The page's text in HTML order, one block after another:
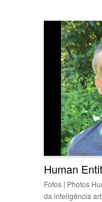
Human
Fotos | Photos
da inteligência